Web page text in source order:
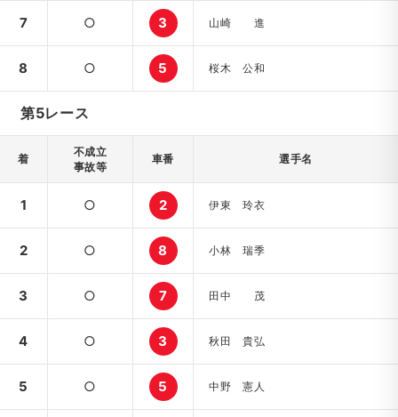
7 ○ 3 山崎 進
8 ○ 5 桜木 公和
第5レース
着
不成立
事故等
車番 選手名
1 ○ 2 伊東 玲衣
2 ○ 8 小林 瑞季
3 ○ 7 田中 茂
4 ○ 3 秋田 貴弘
5 ○ 5 中野 憲人